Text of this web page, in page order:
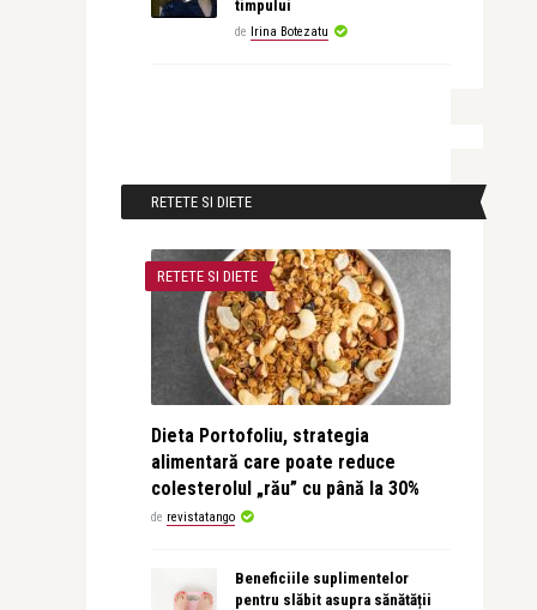
timpului
de Irina Botezatu
RETETE SI DIETE
RETETE SI DIETE
Dieta Portofoliu, strategia
alimentară care poate reduce
colesterolul „rău” cu până la 30%
de revistatango
Beneficiile suplimentelor
pentru slăbit asupra sănătății